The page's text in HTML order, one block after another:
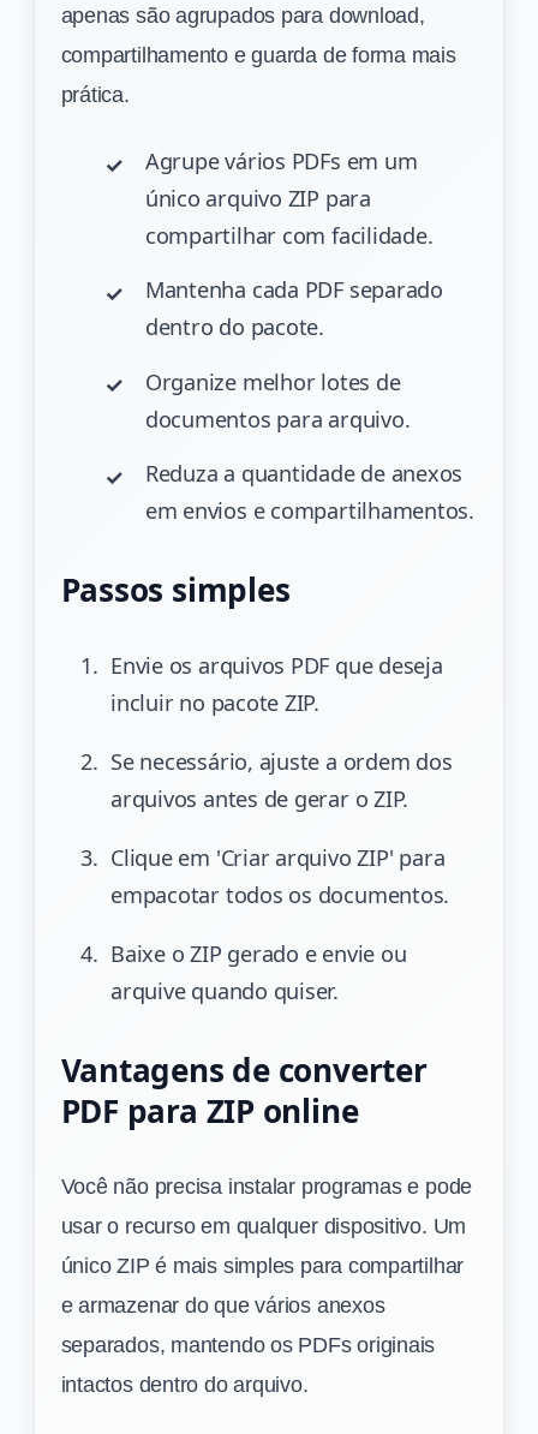
apenas são agrupados para download,
compartilhamento e guarda de forma mais
prática.
Agrupe vários PDFs em um
único arquivo ZIP para
compartilhar com facilidade.
Mantenha cada PDF separado
dentro do pacote.
Organize melhor lotes de
documentos para arquivo.
Reduza a quantidade de anexos
em envios e compartilhamentos.
Passos simples
Envie os arquivos PDF que deseja
incluir no pacote ZIP.
Se necessário, ajuste a ordem dos
arquivos antes de gerar o ZIP.
Clique em 'Criar arquivo ZIP' para
empacotar todos os documentos.
Baixe o ZIP gerado e envie ou
arquive quando quiser.
Vantagens de converter
PDF para ZIP online
Você não precisa instalar programas e pode
usar o recurso em qualquer dispositivo. Um
único ZIP é mais simples para compartilhar
e armazenar do que vários anexos
separados, mantendo os PDFs originais
intactos dentro do arquivo.